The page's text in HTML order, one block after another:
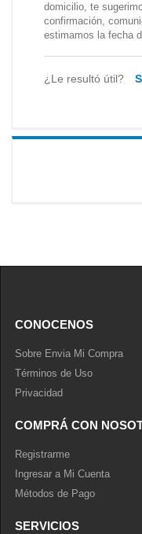
domicilio, te
confirmación,
estimamos la fecha
¿Le resultó útil?
CONOCENOS
Sobre Envia Mi Compra
Términos de Uso
Privacidad
COMPRÁ CON
Registrarme
Ingresar a Mi Cuenta
Métodos de Pago
SERVICIOS